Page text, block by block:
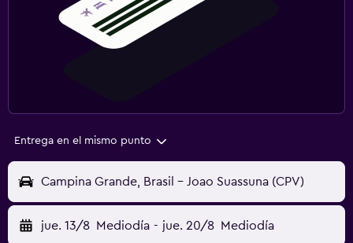
Entrega en el mismo punto
Campina Grande, Brasil - Joao Suassuna (CPV)
jue. 13/8 Mediodía - jue. 20/8 Mediodía